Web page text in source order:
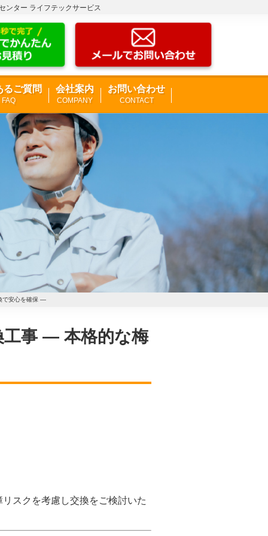
ンター ライフテックサービス
るご質問
FAQ
会社案内
COMPANY
お問い合わせ
CONTACT
で安心を確保 ―
工事 ― 本格的な梅
スクを考慮し交換をご検討いた